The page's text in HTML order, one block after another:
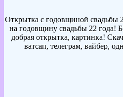
Открытка с годовщиной свадьбы
на годовщину свадьбы 22 года!
добрая открытка, картинка!
ватсап, телеграм, вайбер,